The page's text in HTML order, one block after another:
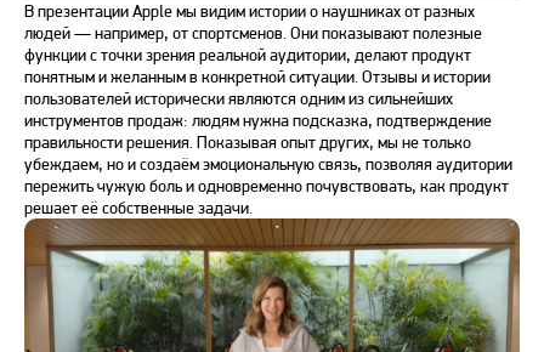
В презентации Apple мы видим истории о наушниках от разных
людей — например, от спортсменов. Они показывают полезные
функции с точки зрения реальной аудитории, делают продукт
понятным и желанным в конкретной ситуации. Отзывы и истории
пользователей исторически являются одним из сильнейших
инструментов продаж: людям нужна подсказка, подтверждение
правильности решения. Показывая опыт других, мы не только
убеждаем, но и создаём эмоциональную связь, позволяя аудитории
пережить чужую боль и одновременно почувствовать, как продукт
решает её собственные задачи.